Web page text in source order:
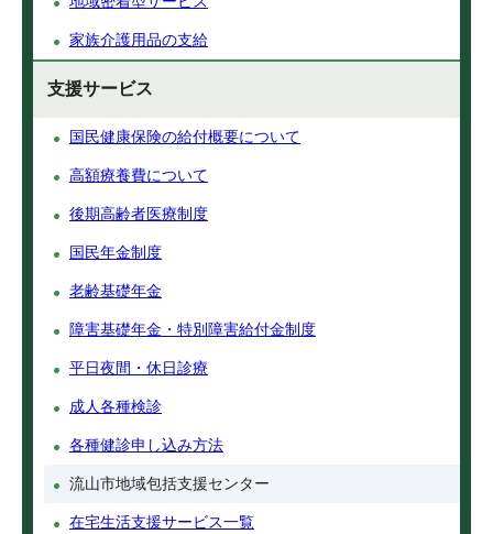
家族介護用品の支給
支援サービス
国民健康保険の給付概要について
高額療養費について
後期高齢者医療制度
国民年金制度
老齢基礎年金
障害基礎年金・特別障害給付金制度
平日夜間・休日診療
成人各種検診
各種健診申し込み方法
流山市地域包括支援センター
在宅生活支援サービス一覧